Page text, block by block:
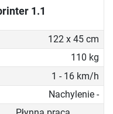
1.1
122 x 45 cm
110 kg
1 - 16 km/h
Nachylenie -